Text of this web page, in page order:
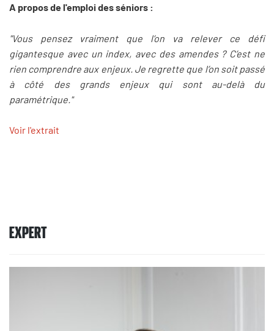
A propos de l'emploi des séniors :
"Vous pensez vraiment que l’on va relever ce défi
gigantesque avec un index, avec des amendes ? C’est ne
rien comprendre aux enjeux. Je regrette que l’on soit passé
à côté des grands enjeux qui sont au-delà du
paramétrique."
Voir l'extrait
EXPERT